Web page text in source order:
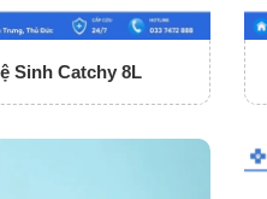
Sinh Catchy 8L